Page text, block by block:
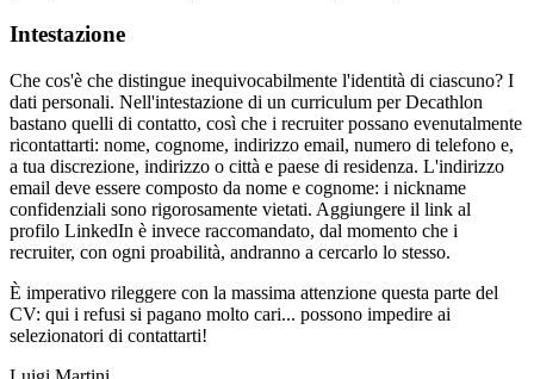
Intestazione
Che cos'è che distingue inequivocabilmente l'identità di ciascuno? I
dati personali. Nell'intestazione di un curriculum per Decathlon
bastano quelli di contatto, così che i recruiter possano evenutalmente
ricontattarti: nome, cognome, indirizzo email, numero di telefono e,
a tua discrezione, indirizzo o città e paese di residenza. L'indirizzo
email deve essere composto da nome e cognome: i nickname
confidenziali sono rigorosamente vietati. Aggiungere il link al
profilo LinkedIn è invece raccomandato, dal momento che i
recruiter, con ogni proabilità, andranno a cercarlo lo stesso.
È imperativo rileggere con la massima attenzione questa parte del
CV: qui i refusi si pagano molto cari... possono impedire ai
selezionatori di contattarti!